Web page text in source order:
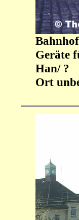
Geräte
Han/ ?
Ort